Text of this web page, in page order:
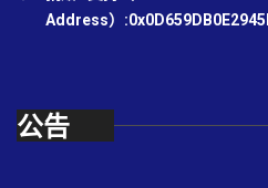
Address）
公告